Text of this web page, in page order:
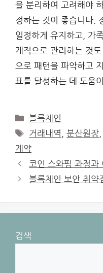
을 분리하여 고려해야
정하는 것이 좋습니다.
일정하게 유지하고, 가
개적으로 관리하는 것
으로 패턴을 파악하고
표를 달성하는 데 도움
Categories
블록체인
Tags
거래내역 ,분산원장
계약
코인 스와핑 과정과
블록체인 보안 취약
검색